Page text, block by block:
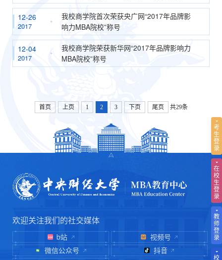
领航人物”荣誉称号
12-26
2017
我校商学院首次荣获央广网“2017年品牌影
响力MBA院校”称号
12-04
2017
我校商学院荣获新华网“2017年品牌影响力
MBA院校”称号
首页 上页 1 2 3 下页 尾页 共29条
欢迎关注我们的社交媒体
b站
视频号
微信公众号
抖音
考
生
登
录
在
校
生
登
录
教
师
登
录
校